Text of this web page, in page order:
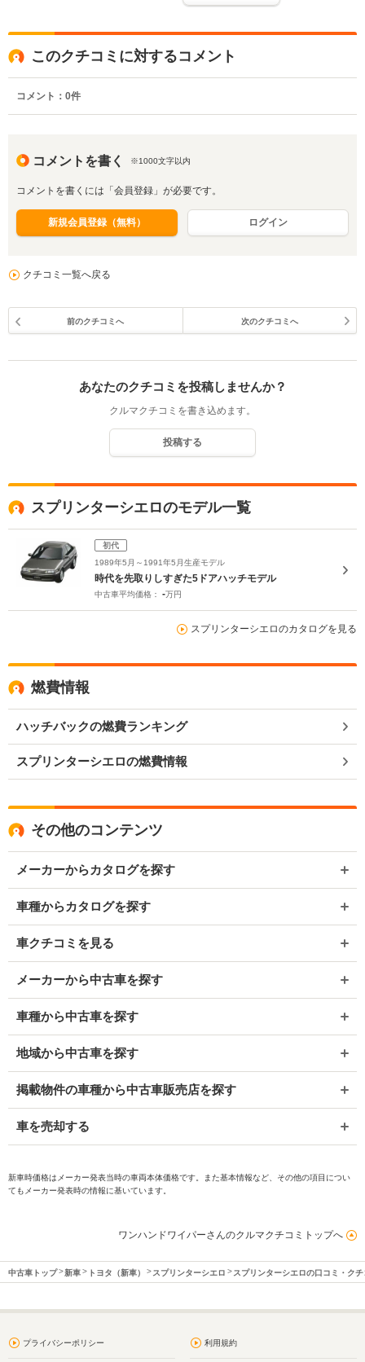
このクチコミに対するコメント
コメント： 0件
コメントを書く ※1000文字以内
コメントを書くには「会員登録」が必要です。
新規会員登録（無料） ログイン
クチコミ一覧へ戻る
前のクチコミへ 次のクチコミへ
あなたのクチコミを投稿しませんか？
クルマクチコミを書き込めます。
投稿する
スプリンターシエロのモデル一覧
初代
1989年5月～1991年5月生産モデル
時代を先取りしすぎた5ドアハッチモデル
中古車平均価格： -万円
スプリンターシエロのカタログを見る
燃費情報
ハッチバックの燃費ランキング
スプリンターシエロの燃費情報
その他のコンテンツ
メーカーからカタログを探す
車種からカタログを探す
車クチコミを見る
メーカーから中古車を探す
車種から中古車を探す
地域から中古車を探す
掲載物件の車種から中古車販売店を探す
車を売却する
新車時価格はメーカー発表当時の車両本体価格です。また基本情報など、その他の項目につい
てもメーカー発表時の情報に基いています。
ワンハンドワイパーさんのクルマクチコミトップへ
中古車トップ 新車 トヨタ（新車） スプリンターシエロ スプリンターシエロの口コミ・ク
プライバシーポリシー 利用規約